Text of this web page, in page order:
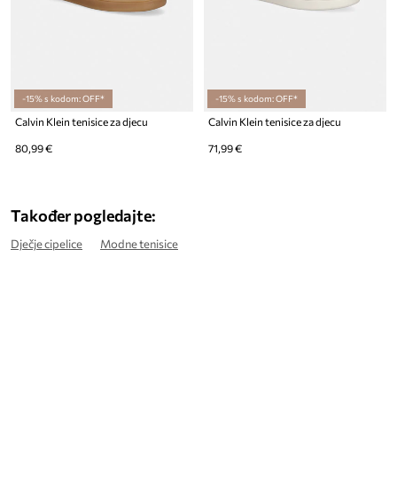
-15% s kodom: OFF*
Calvin Klein tenisice za djecu
80,99 €
-15% s kodom: OFF*
Calvin Klein tenisice za djecu
71,99 €
Također pogledajte:
Dječje cipelice Modne tenisice